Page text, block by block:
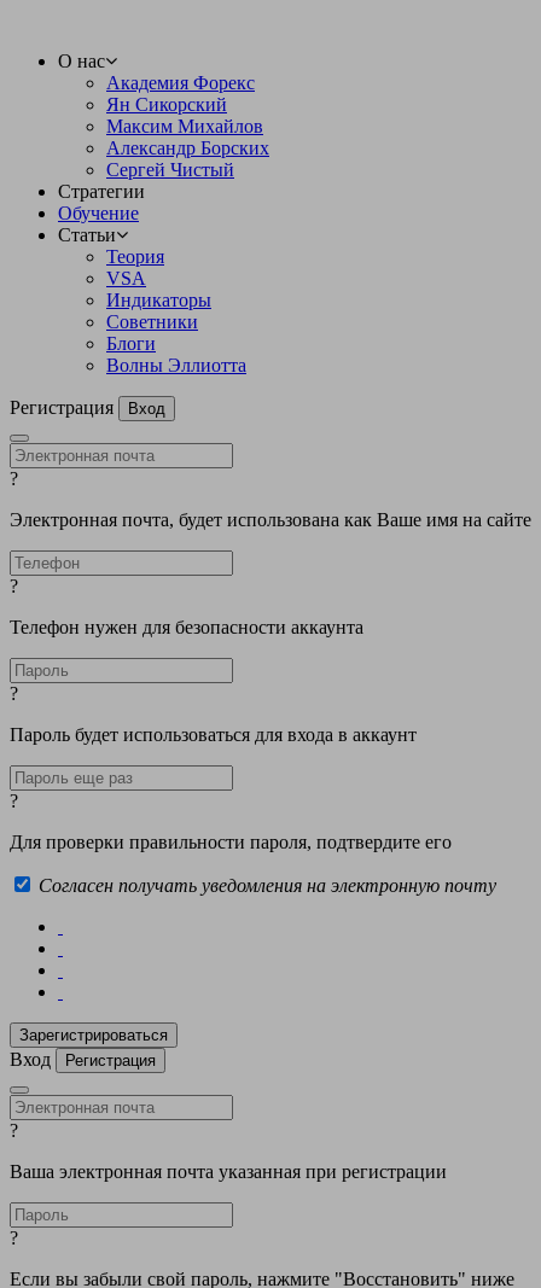
О нас
Академия Форекс
Ян Сикорский
Максим Михайлов
Александр Борских
Сергей Чистый
Стратегии
Обучение
Статьи
Теория
VSA
Индикаторы
Советники
Блоги
Волны Эллиотта
Регистрация Вход
?
Электронная почта, будет использована как Ваше имя на сайте
?
Телефон нужен для безопасности аккаунта
?
Пароль будет использоваться для входа в аккаунт
?
Для проверки правильности пароля, подтвердите его
Согласен получать уведомления на электронную почту
Вход Регистрация
?
Ваша электронная почта указанная при регистрации
?
Если вы забыли свой пароль, нажмите "Восстановить" ниже